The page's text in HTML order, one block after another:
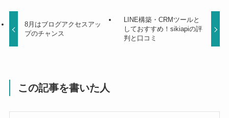
8月はブログアクセスアッ
プのチャンス
LINE構築・CRMツールと
しておすすめ！sikiapiの評
判と口コミ
この記事を書いた人